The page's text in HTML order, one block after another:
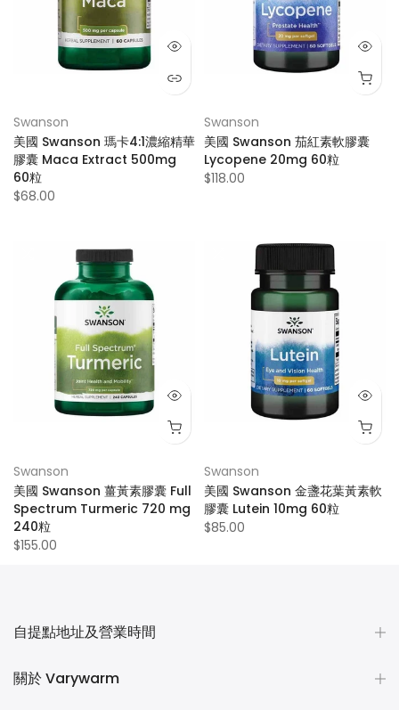
Swanson
美國 Swanson 瑪卡4:1濃縮精華
膠囊 Maca Extract 500mg
60粒
$68.00
Swanson
美國 Swanson 茄紅素軟膠囊
Lycopene 20mg 60粒
$118.00
Swanson
美國 Swanson 薑黃素膠囊 Full
Spectrum Turmeric 720 mg
240粒
$155.00
Swanson
美國 Swanson 金盞花葉黃素軟
膠囊 Lutein 10mg 60粒
$85.00
自提點地址及營業時間
關於 Varywarm